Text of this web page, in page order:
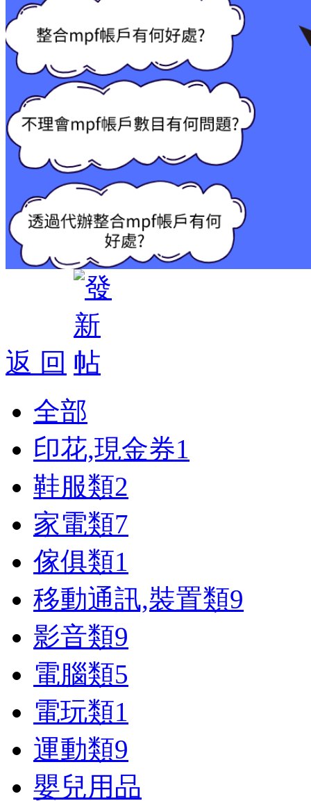
返 回
全部
印花,現金券1
鞋服類2
家電類7
傢俱類1
移動通訊,裝置類9
影音類9
電腦類5
電玩類1
運動類9
嬰兒用品